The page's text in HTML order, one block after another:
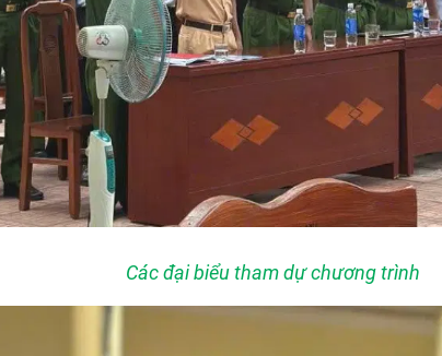
Các đại biểu tham dự chương trình